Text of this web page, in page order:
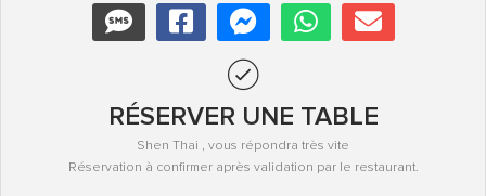
RÉSERVER UNE TABLE
Shen Thai , vous répondra très vite
Réservation à confirmer après validation par le restaurant.